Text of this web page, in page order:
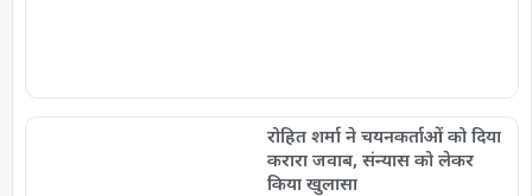
रोहित शर्मा ने चयनकर्ताओं को दिया
करारा जवाब, संन्यास को लेकर
किया खुलासा